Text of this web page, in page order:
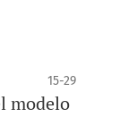
15-29
modelo